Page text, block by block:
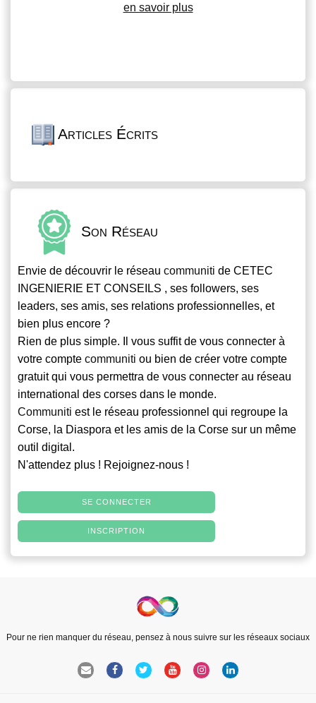
en savoir plus
Articles Écrits
Son Réseau
Envie de découvrir le réseau communiti de CETEC
INGENIERIE ET CONSEILS , ses followers, ses
leaders, ses amis, ses relations professionnelles, et
bien plus encore ?
Rien de plus simple. Il vous suffit de vous connecter à
votre compte communiti ou bien de créer votre compte
gratuit qui vous permettra de vous connecter au réseau
international des corses dans le monde.
Communiti est le réseau professionnel qui regroupe la
Corse, la Diaspora et les amis de la Corse sur un même
outil digital.
N'attendez plus ! Rejoignez-nous !
SE CONNECTER
INSCRIPTION
Pour ne rien manquer du réseau, pensez à nous suivre sur les réseaux sociaux